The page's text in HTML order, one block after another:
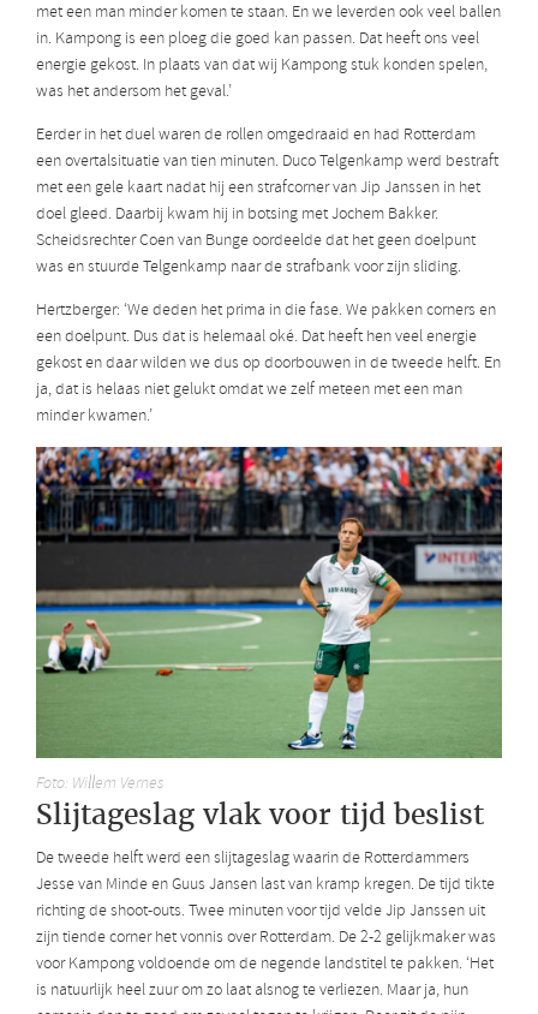
met een man minder komen te staan. En we leverden ook veel ballen
in. Kampong is een ploeg die goed kan passen. Dat heeft ons veel
energie gekost. In plaats van dat wij Kampong stuk konden spelen,
was het andersom het geval.’
Eerder in het duel waren de rollen omgedraaid en had Rotterdam
een overtalsituatie van tien minuten. Duco Telgenkamp werd bestraft
met een gele kaart nadat hij een strafcorner van Jip Janssen in het
doel gleed. Daarbij kwam hij in botsing met Jochem Bakker.
Scheidsrechter Coen van Bunge oordeelde dat het geen doelpunt
was en stuurde Telgenkamp naar de strafbank voor zijn sliding.
Hertzberger: ‘We deden het prima in die fase. We pakken corners en
een doelpunt. Dus dat is helemaal oké. Dat heeft hen veel energie
gekost en daar wilden we dus op doorbouwen in de tweede helft. En
ja, dat is helaas niet gelukt omdat we zelf meteen met een man
minder kwamen.’
Foto: Willem Vernes
Slijtageslag vlak voor tijd beslist
De tweede helft werd een slijtageslag waarin de Rotterdammers
Jesse van Minde en Guus Jansen last van kramp kregen. De tijd tikte
richting de shoot-outs. Twee minuten voor tijd velde Jip Janssen uit
zijn tiende corner het vonnis over Rotterdam. De 2-2 gelijkmaker was
voor Kampong voldoende om de negende landstitel te pakken. ‘Het
is natuurlijk heel zuur om zo laat alsnog te verliezen. Maar ja, hun